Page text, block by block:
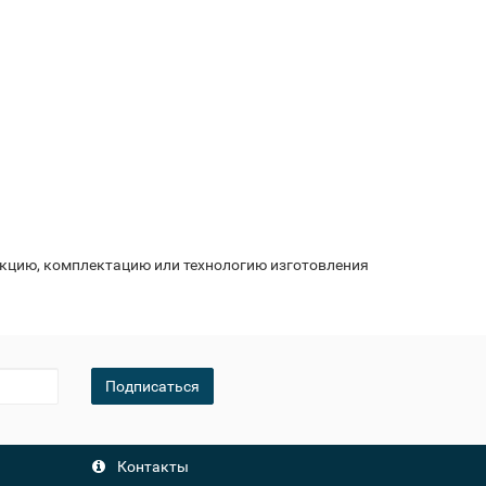
комплектацию или технологию изготовления
Подписаться
Контакты